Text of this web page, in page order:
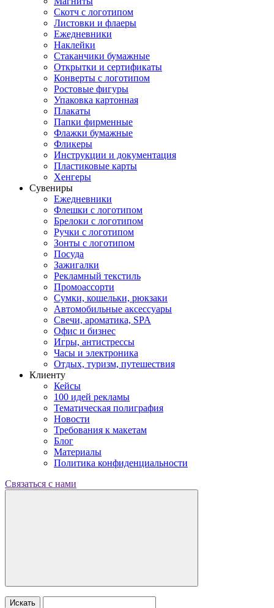
Скотч с логотипом
Листовки и флаеры
Ежедневники
Наклейки
Стаканчики бумажные
Открытки и сертификаты
Конверты с логотипом
Ростовые фигуры
Упаковка картонная
Плакаты
Папки фирменные
Флажки бумажные
Фликеры
Инструкции и документация
Пластиковые карты
Хенгеры
Сувениры
Ежедневники
Флешки с логотипом
Брелоки с логотипом
Ручки с логотипом
Зонты с логотипом
Посуда
Зажигалки
Рекламный текстиль
Промоассорти
Сумки, кошельки, рюкзаки
Автомобильные аксессуары
Свечи, ароматика, SPA
Офис и бизнес
Игры, антистрессы
Часы и электроника
Отдых, туризм, путешествия
Клиенту
Кейсы
100 идей рекламы
Тематическая полиграфия
Новости
Требования к макетам
Блог
Материалы
Политика конфиденциальности
Связаться с нами
Искать